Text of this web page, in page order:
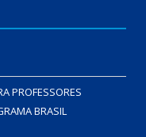
PROFESSORES
BRASIL